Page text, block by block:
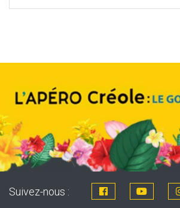
Suivez-nous :